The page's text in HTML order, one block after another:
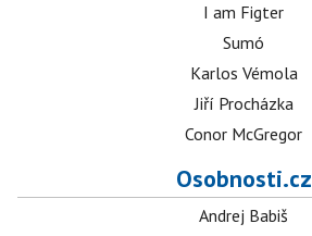
I am Figter
Sumó
Karlos Vémola
Jiří Procházka
Conor McGregor
Osobnosti.cz
Andrej Babiš